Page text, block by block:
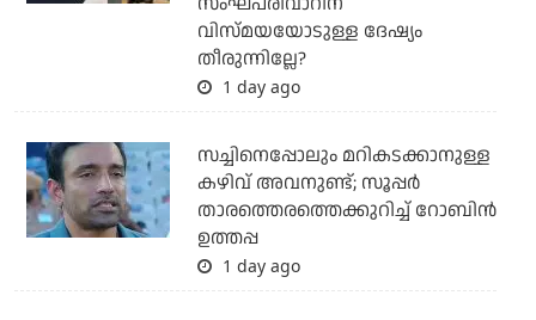
വിസ്മയയോടുള്ള ദേഷ്യം
തീരുന്നില്ലേ?
1 day ago
സച്ചിനെപ്പോലും മറികടക്കാനുള്ള
കഴിവ് അവനുണ്ട്; സൂപ്പര്‍
താരത്തെരത്തെക്കുറിച്ച് റോബിന്‍
ഉത്തപ്പ
1 day ago